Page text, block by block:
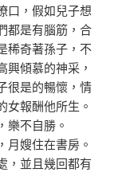
口，假如兒子想
都是有腦筋，合
稀奇著孫子，不
興傾慕的神采，
很是的暢懷，情
女報酬他所生。
樂不自勝。
嫂住在書房。
，並且幾回都有